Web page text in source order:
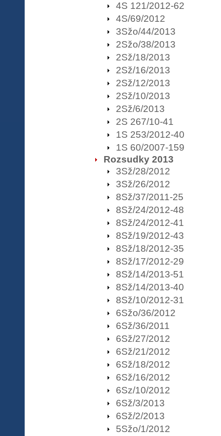
4S 121/2012-62
4S/69/2012
3Sžo/44/2013
2Sžo/38/2013
2Sž/18/2013
2Sž/16/2013
2Sž/12/2013
2Sž/10/2013
2Sž/6/2013
2S 267/10-41
1S 253/2012-40
1S 60/2007-159
Rozsudky 2013
3Sž/28/2012
3Sž/26/2012
8Sž/37/2011-25
8Sž/24/2012-48
8Sž/24/2012-41
8Sž/19/2012-43
8Sž/18/2012-35
8Sž/17/2012-29
8Sž/14/2013-51
8Sž/14/2013-40
8Sž/10/2012-31
6Sžo/36/2012
6Sž/36/2011
6Sž/27/2012
6Sž/21/2012
6Sž/18/2012
6Sž/16/2012
6Sz/10/2012
6Sž/3/2013
6Sž/2/2013
5Sžo/1/2012